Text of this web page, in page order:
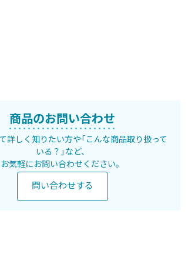
商品のお問い合わせ
詳しく知りたい方や「こんな商品取り扱って
いる？」など、
お気軽にお問い合わせください。
問い合わせする